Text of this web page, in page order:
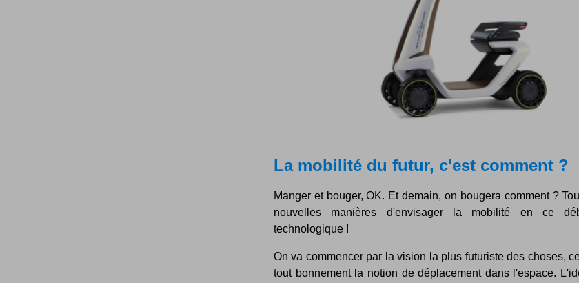
La mobilité du futur, c'est comment ?
Manger et bouger, OK. Et demain, on bougera comment ?
nouvelles manières d'envisager la mobilité en ce
technologique !
On va commencer par la vision la plus futuriste des choses,
tout bonnement la notion de déplacement dans l'espace.